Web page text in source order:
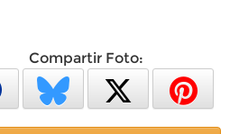
Compartir Foto: